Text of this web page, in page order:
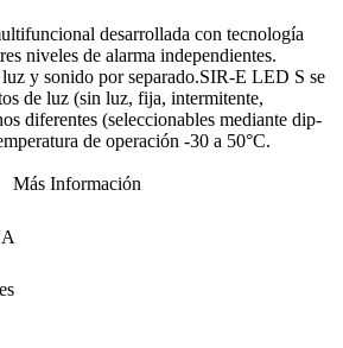
desarrollada con tecnología
niveles de alarma independientes.
y sonido por separado.SIR-E LED S se
de luz (sin luz, fija, intermitente,
diferentes (seleccionables mediante dip-
de operación -30 a 50°C.
Más Información